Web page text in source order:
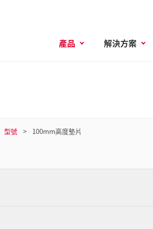
產品 解決方案
型號 100mm高度墊片